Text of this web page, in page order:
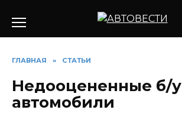
содержанию
ГЛАВНАЯ » СТАТЬИ
Недооцененные б/у
автомобили